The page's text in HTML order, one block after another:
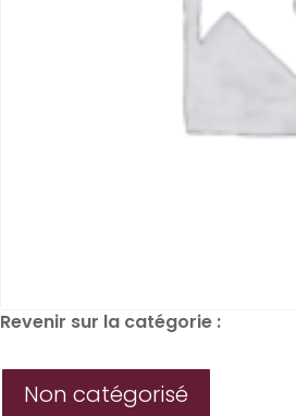
Revenir sur la catégorie :
Non catégorisé